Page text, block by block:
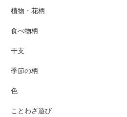
植物・花柄
食べ物柄
干支
季節の柄
色
ことわざ遊び